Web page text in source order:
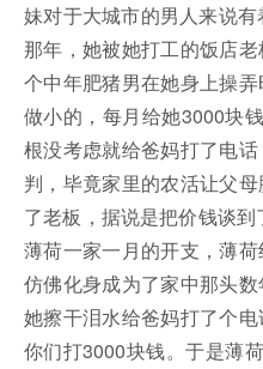
妹对于大城市的男人来说
那年，她被她打工的饭店
个中年肥猪男在她身上操
做小的，每月给她3000块
根没考虑就给爸妈打了电
判，毕竟家里的农活让父
了老板，据说是把价钱谈
薄荷一家一月的开支，薄
仿佛化身成为了家中那头
她擦干泪水给爸妈打了个
你们打3000块钱。于是薄